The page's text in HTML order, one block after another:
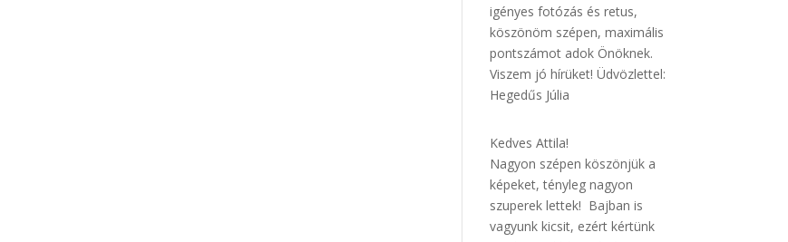
igényes fotózás és retus,
köszönöm szépen, maximális
pontszámot adok Önöknek.
Viszem jó hírüket! Üdvözlettel:
Hegedűs Júlia
Kedves Attila!
Nagyon szépen köszönjük a
képeket, tényleg nagyon
szuperek lettek! Bajban is
vagyunk kicsit, ezért kértünk